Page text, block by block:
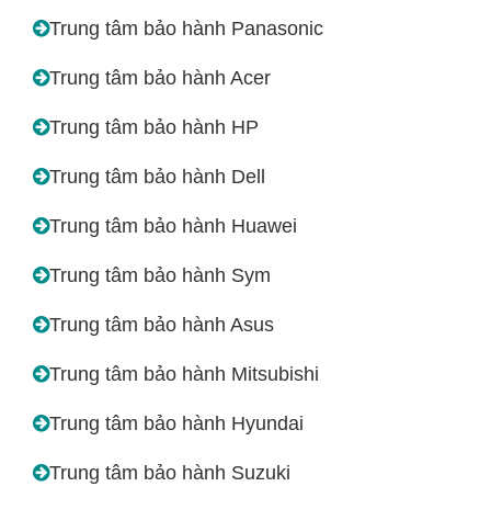
Trung tâm bảo hành Panasonic
Trung tâm bảo hành Acer
Trung tâm bảo hành HP
Trung tâm bảo hành Dell
Trung tâm bảo hành Huawei
Trung tâm bảo hành Sym
Trung tâm bảo hành Asus
Trung tâm bảo hành Mitsubishi
Trung tâm bảo hành Hyundai
Trung tâm bảo hành Suzuki